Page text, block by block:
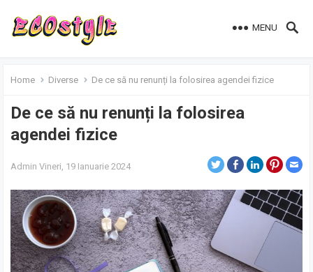
MENU
Home Diverse De ce să nu renunți la folosirea agendei fizice
De ce să nu renunți la folosirea
agendei fizice
Admin Vineri, 19 Ianuarie 2024